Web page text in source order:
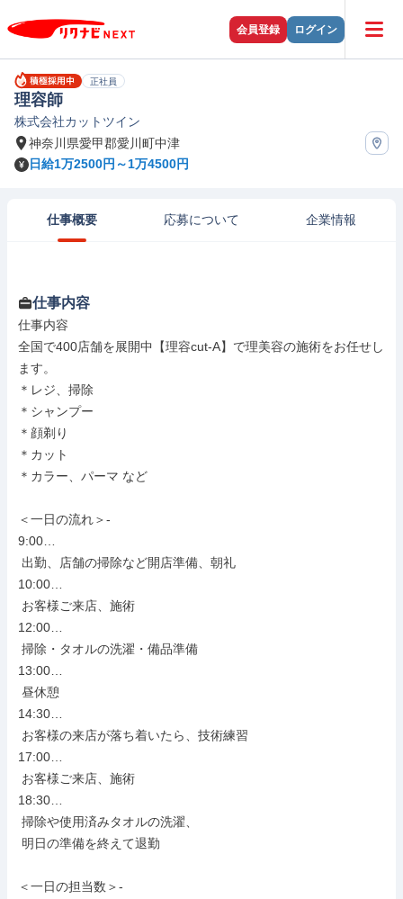
会員登録 ログイン
正社員
理容師
株式会社カットツイン
神奈川県愛甲郡愛川町中津
日給1万2500円～1万4500円
仕事概要 応募について 企業情報
仕事内容
仕事内容
全国で400店舗を展開中【理容cut-A】で理美容の施術をお任せし
ます。
＊レジ、掃除
＊シャンプー
＊顔剃り
＊カット
＊カラー、パーマ など
＜一日の流れ＞-
9:00…
10:00…
12:00…
13:00…
14:30…
17:00…
18:30…
＜一日の担当数＞-